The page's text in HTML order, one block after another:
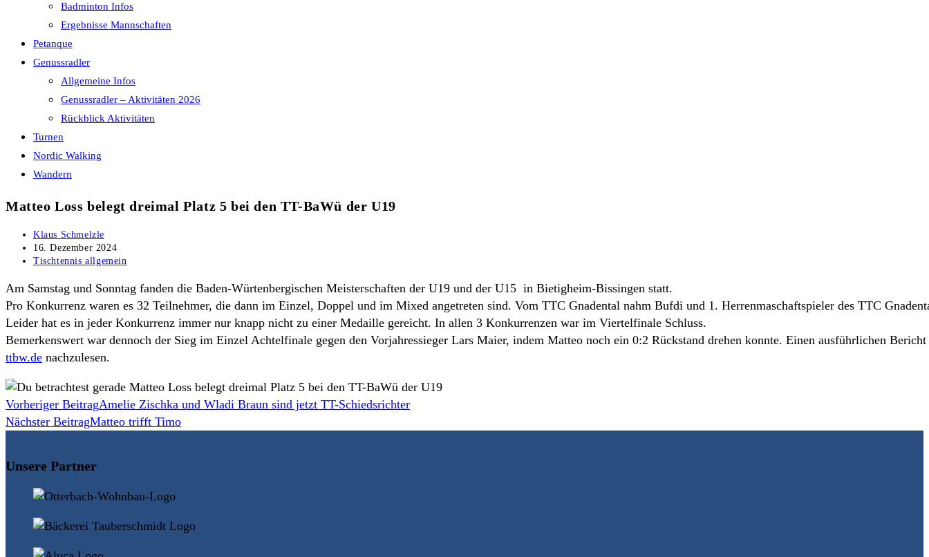
Badminton Infos
Ergebnisse Mannschaften
Petanque
Genussradler
Allgemeine Infos
Genussradler – Aktivitäten 2026
Rückblick Aktivitäten
Turnen
Nordic Walking
Wandern
Matteo Loss belegt dreimal Platz 5 bei den TT-BaWü der U19
Beitrags-
Autor:
Klaus Schmelzle
Beitrag
veröffentlicht:
16. Dezember 2024
Beitrags-
Tischtennis allgemein
Am Samstag und Sonntag fanden die Baden-Würtenbergischen Meisterschaften der U19 und der U15 in Bietigheim-Bissingen statt.
Pro Konkurrenz waren es 32 Teilnehmer, die dann im Einzel, Doppel und im Mixed angetreten sind. Vom TTC Gnadental nahm Bufdi und 1. Herrenmaschaftspieler des TTC
Leider hat es in jeder Konkurrenz immer nur knapp nicht zu einer Medaille gereicht. In allen 3 Konkurrenzen war im Viertelfinale Schluss.
Bemerkenswert war dennoch der Sieg im Einzel Achtelfinale gegen den Vorjahressieger Lars Maier, indem Matteo noch ein 0:2 Rückstand drehen konnte. Einen ausführlichen
ttbw.de nachzulesen.
Weitere
Artikel
Vorheriger BeitragAmelie Zischka und Wladi Braun sind jetzt TT-Schiedsrichter
Nächster BeitragMatteo trifft Timo
Unsere Partner